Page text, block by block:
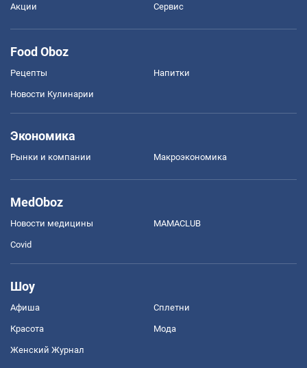
Акции Сервис
Food Oboz
Рецепты Напитки
Новости Кулинарии
Экономика
Рынки и компании Mакроэкономика
MedOboz
Новости медицины MAMACLUB
Covid
Шоу
Афиша Сплетни
Красота Мода
Женский Журнал